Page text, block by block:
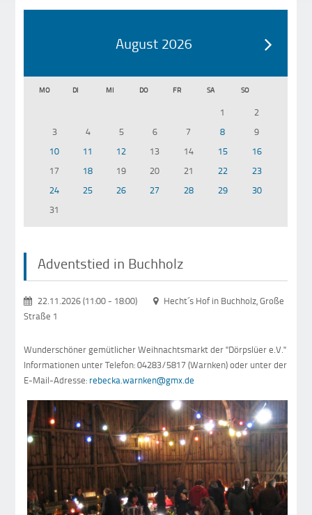
August 2026
MO DI MI DO FR SA SO
1
2
3
4 5 6 7 8
9
10
11 12 13 14 15
16
17
18 19 20 21 22
23
24
25 26 27 28 29
30
31
Adventstied in Buchholz
22.11.2026 (11:00- 18:00)
Hecht´s Hof in Buchholz, Große
Straße 1
Wunderschöner gemütlicher Weihnachtsmarkt der "Dörpslüer e.V."
Informationen unter Telefon: 04283/5817 (Warnken) oder unter der
E-Mail-Adresse: rebecka.warnken@gmx.de